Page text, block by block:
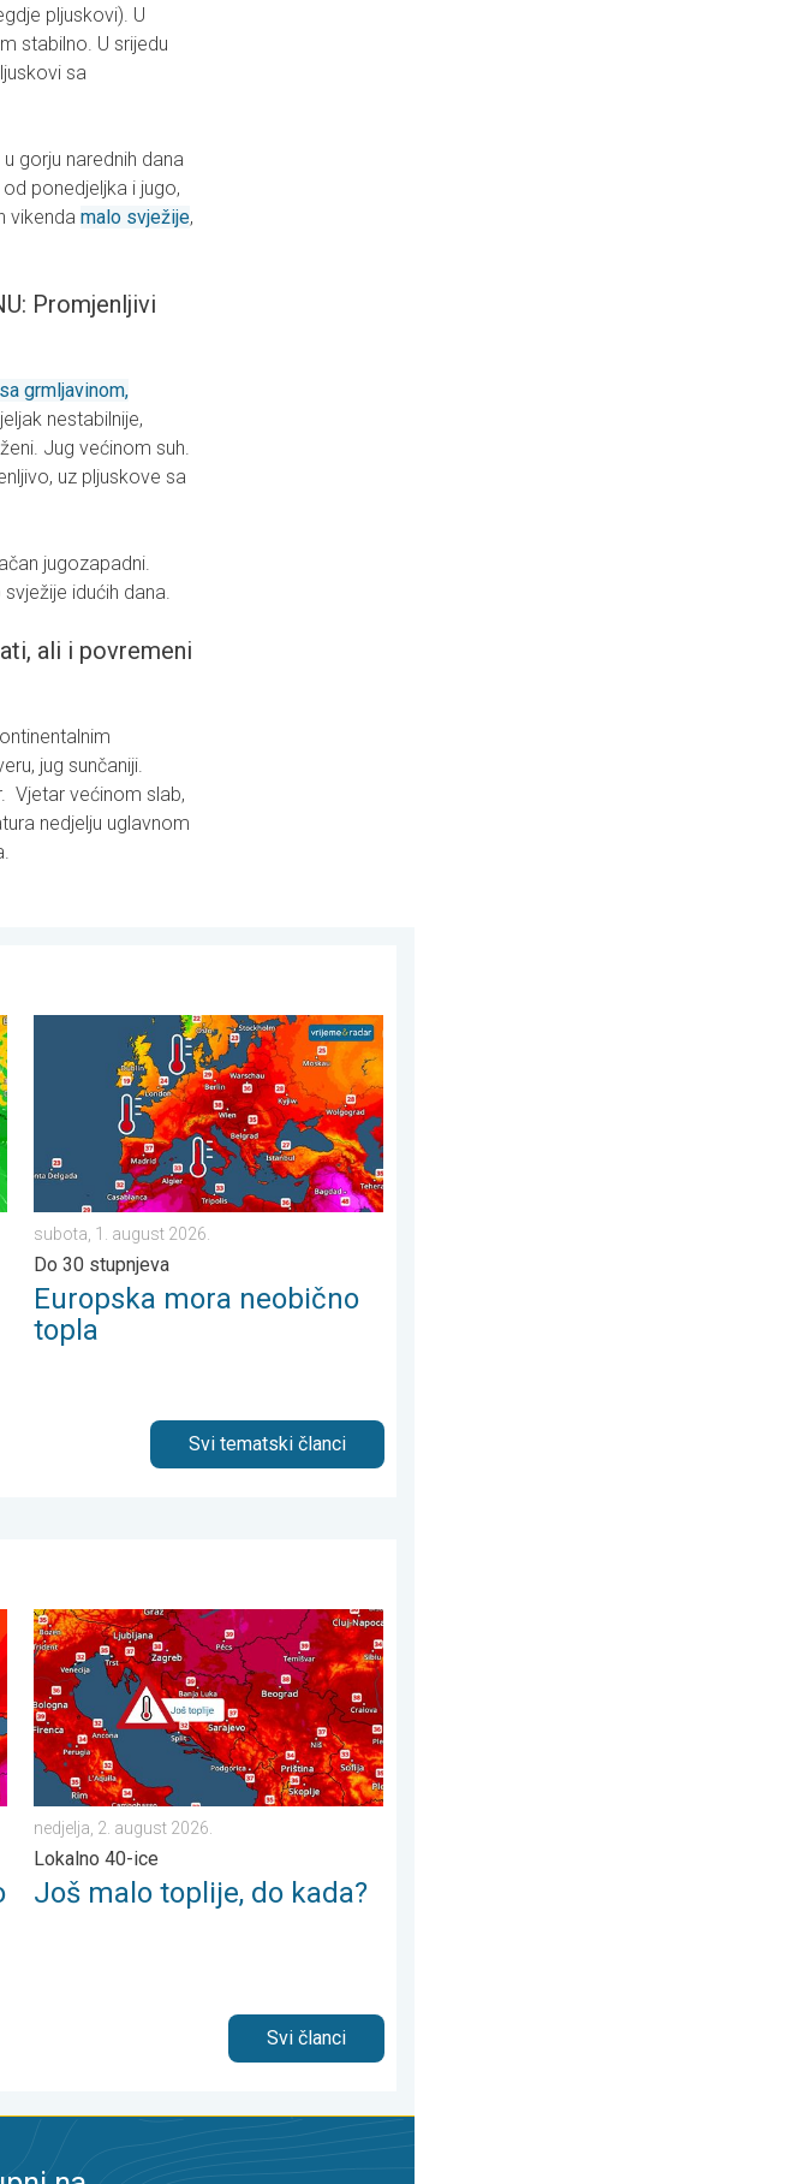
pljuskovi). U
stabilno. U srijedu
sa
gorju narednih dana
ponedjeljka i jugo,
vikenda malo svježije,
Promjenljivi
grmljavinom,
nestabilnije,
Jug većinom suh.
uz pljuskove sa
jugozapadni.
idućih dana.
ali i povremeni
jug sunčaniji.
Vjetar većinom slab,
nedjelju uglavnom
vjetar. . . petak, 31. juli 2026.
Europska mora neobično topla. Do 30 stupnjeva. . . subota, 1. august 2026.
subota, 1. august 2026.
Do 30 stupnjeva
Europska mora neobično
topla
Svi tematski članci
. . srijeda, 29. juli 2026.
Još malo toplije, do kada?. Lokalno 40-ice. . . nedjelja, 2. august 2026.
nedjelja, 2. august 2026.
Lokalno 40-ice
Još malo toplije, do kada?
Svi članci